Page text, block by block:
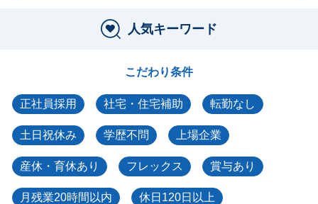
人気キーワード
こだわり条件
正社員採用 社宅・住宅補助 転勤なし
土日祝休み 学歴不問 上場企業
産休・育休あり フレックス 賞与あり
月残業20時間以内 休日120日以上